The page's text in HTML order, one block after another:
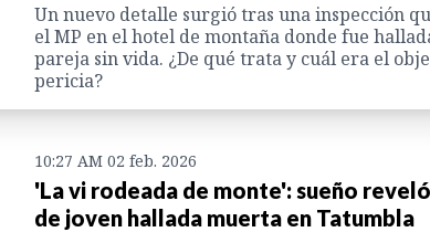
Un nuevo detalle surgió tras una inspección
el MP en el hotel de montaña donde fue
pareja sin vida. ¿De qué trata y cuál era el
pericia?
10:27 AM 02 feb. 2026
'La vi rodeada de monte': sueño
de joven hallada muerta en Tatumbla